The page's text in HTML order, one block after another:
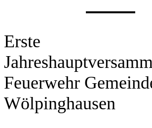
Erste
Feuerwehr
Wölpinghausen